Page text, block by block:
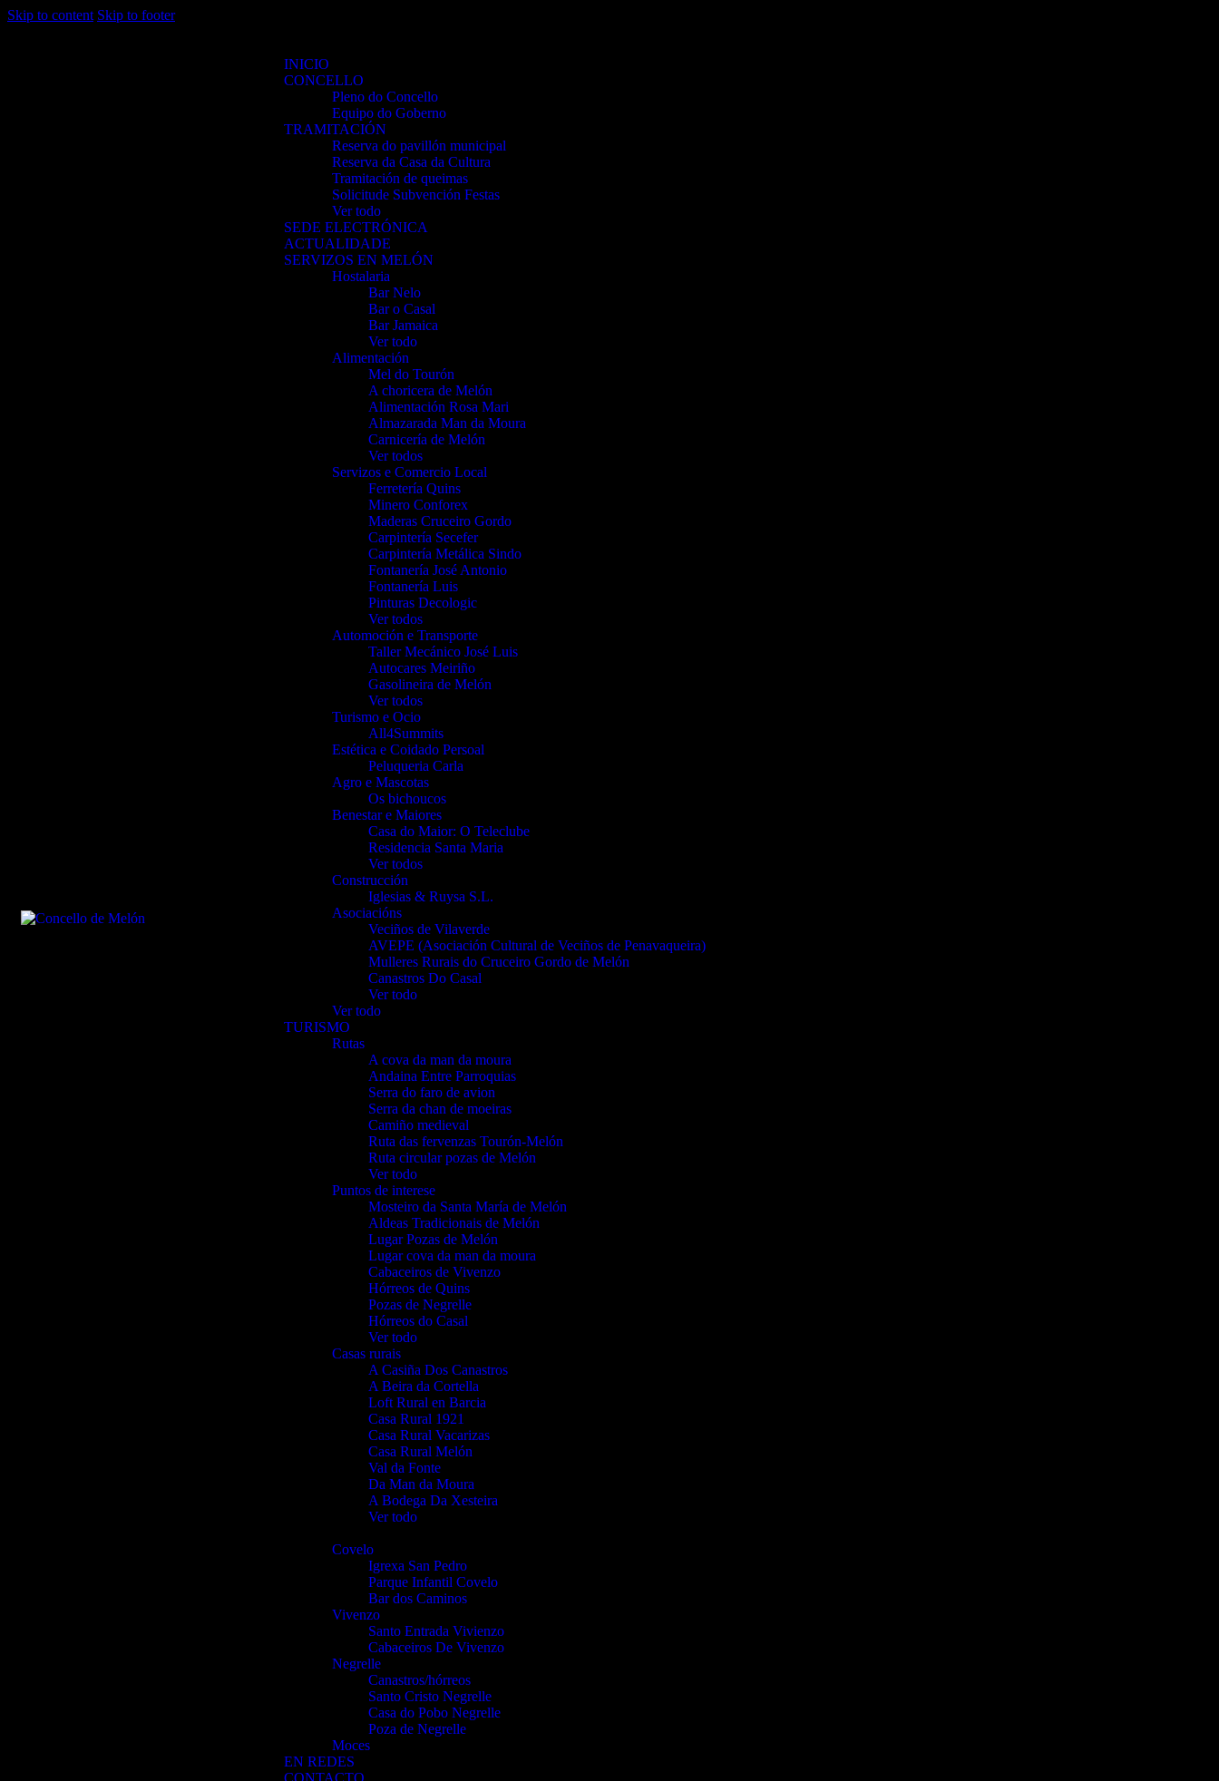
Skip to content Skip to footer
INICIO
CONCELLO
Pleno do Concello
Equipo do Goberno
TRAMITACIÓN
Reserva do pavillón municipal
Reserva da Casa da Cultura
Tramitación de queimas
Solicitude Subvención Festas
Ver todo
SEDE ELECTRÓNICA
ACTUALIDADE
SERVIZOS EN MELÓN
Hostalaria
Bar Nelo
Bar o Casal
Bar Jamaica
Ver todo
Alimentación
Mel do Tourón
A choricera de Melón
Alimentación Rosa Mari
Almazarada Man da Moura
Carnicería de Melón
Ver todos
Servizos e Comercio Local
Ferretería Quins
Minero Conforex
Maderas Cruceiro Gordo
Carpintería Secefer
Carpintería Metálica Sindo
Fontanería José Antonio
Fontanería Luis
Pinturas Decologic
Ver todos
Automoción e Transporte
Taller Mecánico José Luis
Autocares Meiriño
Gasolineira de Melón
Ver todos
Turismo e Ocio
All4Summits
Estética e Coidado Persoal
Peluqueria Carla
Agro e Mascotas
Os bichoucos
Benestar e Maiores
Casa do Maior: O Teleclube
Residencia Santa Maria
Ver todos
Construcción
Iglesias & Ruysa S.L.
Asociacións
Veciños de Vilaverde
AVEPE (Asociación Cultural de Veciños de Penavaqueira)
Mulleres Rurais do Cruceiro Gordo de Melón
Canastros Do Casal
Ver todo
Ver todo
TURISMO
Rutas
A cova da man da moura
Andaina Entre Parroquias
Serra do faro de avion
Serra da chan de moeiras
Camiño medieval
Ruta das fervenzas Tourón-Melón
Ruta circular pozas de Melón
Ver todo
Puntos de interese
Mosteiro da Santa María de Melón
Aldeas Tradicionais de Melón
Lugar Pozas de Melón
Lugar cova da man da moura
Cabaceiros de Vivenzo
Hórreos de Quins
Pozas de Negrelle
Hórreos do Casal
Ver todo
Casas rurais
A Casiña Dos Canastros
A Beira da Cortella
Loft Rural en Barcia
Casa Rural 1921
Casa Rural Vacarizas
Casa Rural Melón
Val da Fonte
Da Man da Moura
A Bodega Da Xesteira
Ver todo
Covelo
Igrexa San Pedro
Parque Infantil Covelo
Bar dos Caminos
Vivenzo
Santo Entrada Vivienzo
Cabaceiros De Vivenzo
Negrelle
Canastros/hórreos
Santo Cristo Negrelle
Casa do Pobo Negrelle
Poza de Negrelle
Moces
EN REDES
CONTACTO